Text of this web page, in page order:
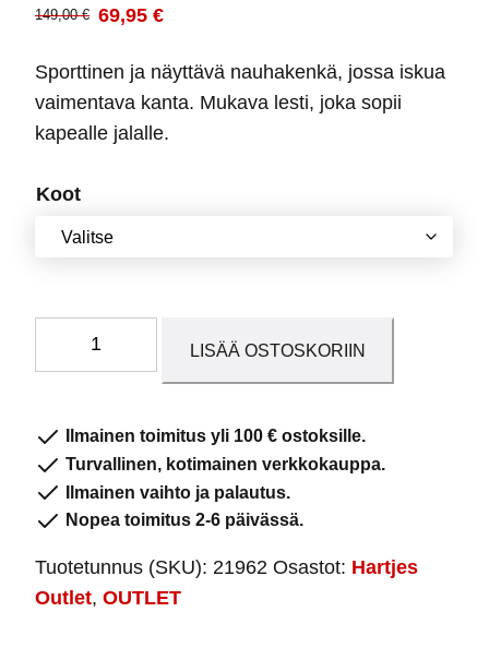
149,00€
Alkuperäinen
oli:
149,00 €.
69,95 €
Nykyinen
on:
69,95 €.
Sporttinen ja näyttävä nauhakenkä, jossa iskua
vaimentava kanta. Mukava lesti, joka sopii
kapealle jalalle.
Koot
hopea
määrä
LISÄÄ OSTOSKORIIN
Ilmainen toimitus yli 100 € ostoksille.
Turvallinen, kotimainen verkkokauppa.
Ilmainen vaihto ja palautus.
Nopea toimitus 2-6 päivässä.
Tuotetunnus (SKU): 21962 Osastot: Hartjes
Outlet, OUTLET